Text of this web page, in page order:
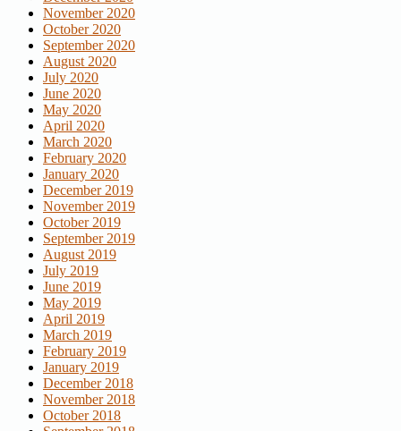
November 2020
October 2020
September 2020
August 2020
July 2020
June 2020
May 2020
April 2020
March 2020
February 2020
January 2020
December 2019
November 2019
October 2019
September 2019
August 2019
July 2019
June 2019
May 2019
April 2019
March 2019
February 2019
January 2019
December 2018
November 2018
October 2018